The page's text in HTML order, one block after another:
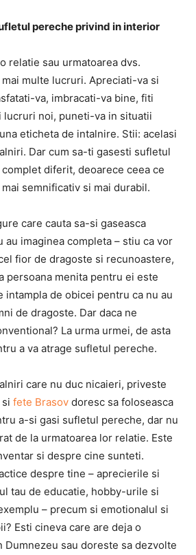
pereche privind in interior
relatie sau urmatoarea dvs.
multe lucruri. Apreciati-va si
va, imbracati-va bine, fiti
lucruri noi, puneti-va in situatii
eticheta de intalnire. Stii: acelasi
Dar cum sa-ti gasesti sufletul
diferit, deoarece ceea ce
semnificativ si mai durabil.
care cauta sa-si gaseasca
au imaginea completa – stiu ca vor
fior de dragoste si recunoastere,
persoana menita pentru ei este
intampla de obicei pentru ca nu au
de dragoste. Dar daca ne
La urma urmei, de asta
a va atrage sufletul pereche.
care nu duc nicaieri, priveste
fete Brasov doresc sa foloseasca
a-si gasi sufletul pereche, dar nu
de la urmatoarea lor relatie. Este
si despre cine sunteti.
despre tine – aprecierile si
tau de educatie, hobby-urile si
– precum si emotionalul si
Esti cineva care are deja o
sau doreste sa dezvolte